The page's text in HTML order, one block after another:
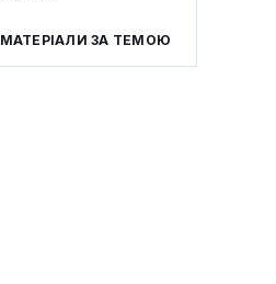
МАТЕРІАЛИ ЗА ТЕМОЮ